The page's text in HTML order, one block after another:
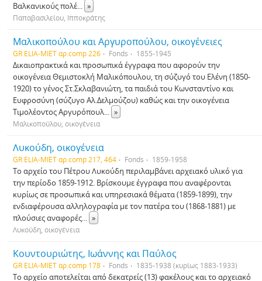
Βαλκανικούς πολέ... »
Παπαβασιλείου, Ιπποκράτης
Μαλικοπούλου και Αργυροπούλου, οικογένειες
GR ELIA-MIET αρ.comp 226 Fonds 1855-1945
Δικαιοπρακτικά και προσωπικά έγγραφα που αφορούν την
οικογένεια Θεμιστοκλή Μαλικόπουλου, τη σύζυγό του Ελένη (1850-
1920) το γένος Στ.Σκλαβανιώτη, τα παιδιά του Κωνσταντίνο και
Ευφροσύνη (σύζυγο Αλ.Δελμούζου) καθώς και την οικογένεια
Τιμολέοντος Αργυρόπουλ... »
Μαλικοπούλου, οικογένεια
Λυκούδη, οικογένεια
GR ELIA-MIET αρ.comp 217, 464 Fonds 1859-1958
Το αρχείο του Πέτρου Λυκούδη περιλαμβάνει αρχειακό υλικό για
την περίοδο 1859-1912. Βρίσκουμε έγγραφα που αναφέρονται
κυρίως σε προσωπικά και υπηρεσιακά θέματα (1859-1899), την
ενδιαφέρουσα αλληλογραφία με τον πατέρα του (1868-1881) με
πλούσιες αναφορές... »
Λυκούδη, οικογένεια
Κουντουριώτης, Ιωάννης και Παύλος
GR ELIA-MIET αρ.comp 178 Fonds 1835-1938 (κυρίως 1883-1933)
Το αρχείο αποτελείται από δεκατρείς (13) φακέλους και το αρχειακό